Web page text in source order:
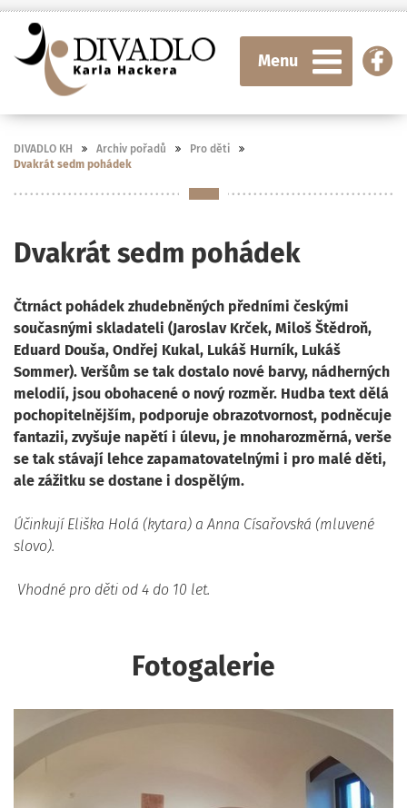
Menu
DIVADLO KH Archiv pořadů
Pro děti
Dvakrát sedm pohádek
Dvakrát sedm pohádek
Čtrnáct pohádek zhudebněných předními českými
současnými skladateli (Jaroslav Krček, Miloš Štědroň,
Eduard Douša, Ondřej Kukal, Lukáš Hurník, Lukáš
Sommer). Veršům se tak dostalo nové barvy, nádherných
melodií, jsou obohacené o nový rozměr. Hudba text dělá
pochopitelnějším, podporuje obrazotvornost, podněcuje
fantazii, zvyšuje napětí i úlevu, je mnoharozměrná, verše
se tak stávají lehce zapamatovatelnými i pro malé děti,
ale zážitku se dostane i dospělým.
Účinkují Eliška Holá (kytara) a Anna Císařovská (mluvené
slovo).
Vhodné pro děti od 4 do 10 let.
Fotogalerie